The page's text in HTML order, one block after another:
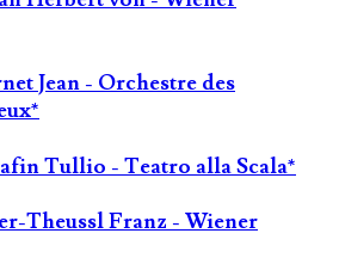
Jean - Orchestre des
Tullio - Teatro alla Scala*
Theussl Franz - Wiener